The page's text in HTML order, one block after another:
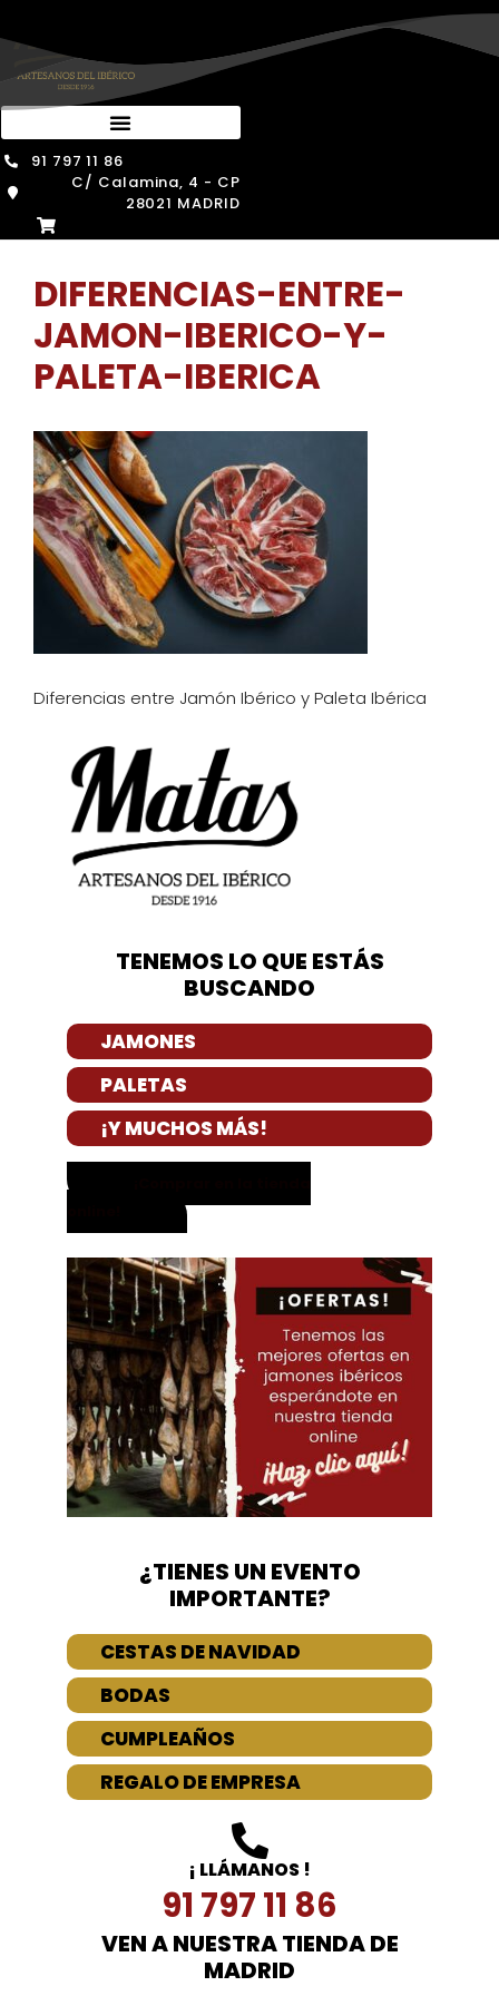
al
contenido
91 797 11 86
C/ Calamina, 4 - CP
28021 MADRID
DIFERENCIAS-ENTRE-
JAMON-IBERICO-Y-
PALETA-IBERICA
Diferencias entre Jamón Ibérico y Paleta Ibérica
TENEMOS LO QUE ESTÁS
BUSCANDO
JAMONES
PALETAS
¡Y MUCHOS MÁS!
¿TIENES UN EVENTO
IMPORTANTE?
CESTAS DE NAVIDAD
BODAS
CUMPLEAÑOS
REGALO DE EMPRESA
¡ LLÁMANOS !
91 797 11 86
VEN A NUESTRA TIENDA DE
MADRID